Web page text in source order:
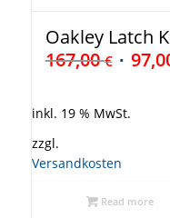
Oakley Latch
167,00€
inkl. 19 % MwSt.
zzgl.
Versandkosten
Read more